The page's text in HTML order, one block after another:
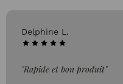
Delphine L.
"Rapide et bon produit"